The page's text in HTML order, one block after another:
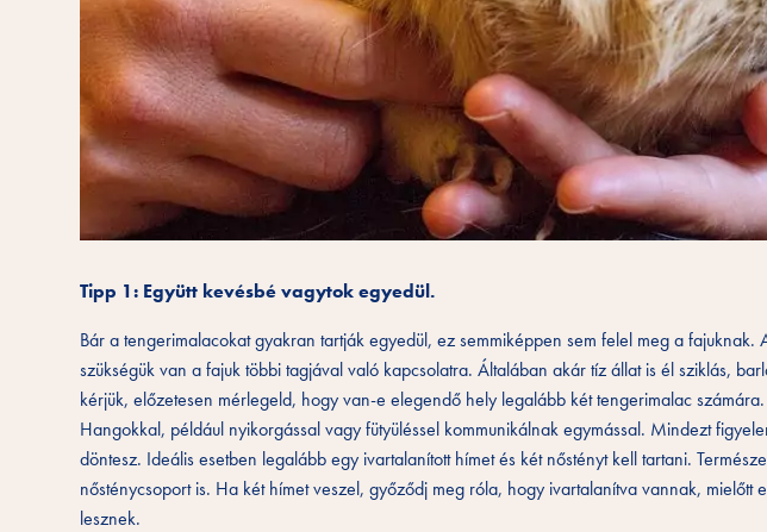
Tipp 1: Együtt kevésbé vagytok egyedül.
Bár a tengerimalacokat gyakran tartják egyedül, ez semmiképpen sem felel meg a fajuknak.
szükségük van a fajuk többi tagjával való kapcsolatra. Általában akár tíz állat is él sziklás,
kérjük, előzetesen mérlegeld, hogy van-e elegendő hely legalább két tengerimalac
Hangokkal, például nyikorgással vagy fütyüléssel kommunikálnak egymással. Mindezt
döntesz. Ideális esetben legalább egy ivartalanított hímet és két nőstényt kell tartani.
nősténycsoport is. Ha két hímet veszel, győződj meg róla, hogy ivartalanítva vannak,
lesznek.